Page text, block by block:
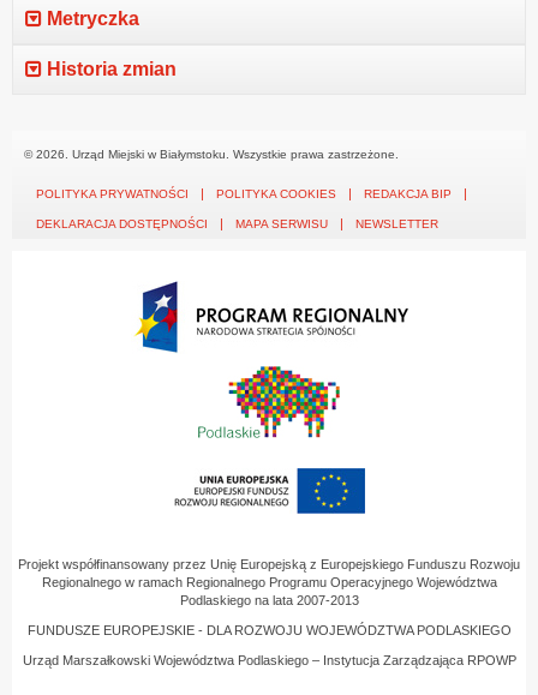
Metryczka
Historia zmian
© 2026. Urząd Miejski w Białymstoku. Wszystkie prawa zastrzeżone.
POLITYKA PRYWATNOŚCI POLITYKA COOKIES REDAKCJA BIP
DEKLARACJA DOSTĘPNOŚCI MAPA SERWISU NEWSLETTER
Projekt współfinansowany przez Unię Europejską z Europejskiego Funduszu Rozwoju
Regionalnego w ramach Regionalnego Programu Operacyjnego Województwa
Podlaskiego na lata 2007-2013
FUNDUSZE EUROPEJSKIE - DLA ROZWOJU WOJEWÓDZTWA PODLASKIEGO
Urząd Marszałkowski Województwa Podlaskiego – Instytucja Zarządzająca RPOWP